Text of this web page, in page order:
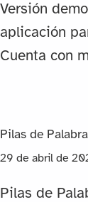
Versión
aplicación
Cuenta con
Pilas de
29 de abril de
Pilas de